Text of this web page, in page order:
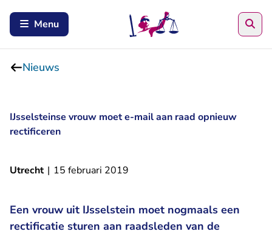
Menu
Nieuws
IJsselsteinse vrouw moet e-mail aan raad opnieuw
rectificeren
Utrecht | 15 februari 2019
Een vrouw uit IJsselstein moet nogmaals een
rectificatie sturen aan raadsleden van de